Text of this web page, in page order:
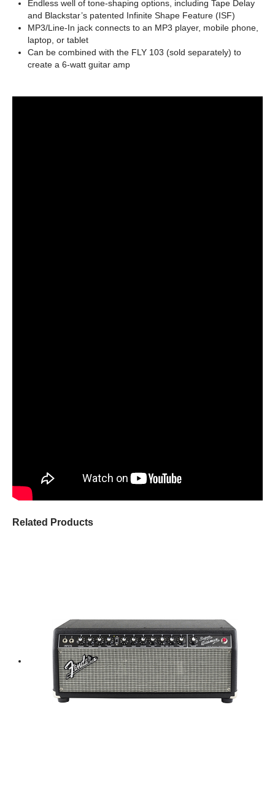
Endless well of tone-shaping options, including Tape Delay
and Blackstar’s patented Infinite Shape Feature (ISF)
MP3/Line-In jack connects to an MP3 player, mobile phone,
laptop, or tablet
Can be combined with the FLY 103 (sold separately) to
create a 6-watt guitar amp
Related Products